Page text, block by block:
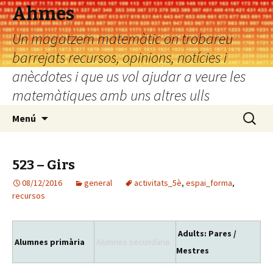
Ahmes
Un magatzem matemàtic on trobareu
barrejats recursos, opinions, notícies i
anècdotes i que us vol ajudar a veure les
matemàtiques amb uns altres ulls
Menú Cerca:
523 – Girs
08/12/2016 general activitats_5è, espai_forma,
recursos
Alumnes primària Alumnes secundària
Adults: Pares /
Mestres